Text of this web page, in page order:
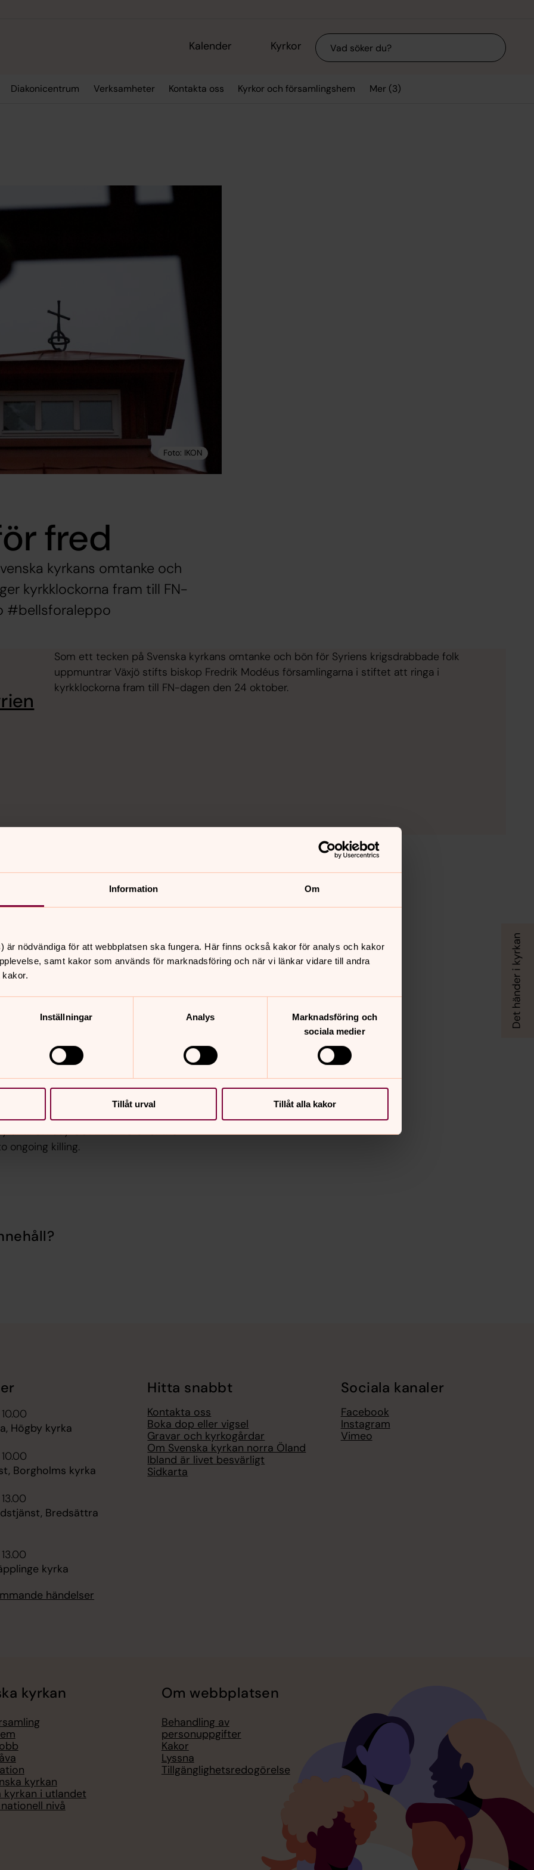
Information Om
är nödvändiga för att webbplatsen ska fungera. Här finns också kakor för analys och kakor
samt kakor som används för marknadsföring och när vi länkar vidare till andra
Inställningar Analys
Marknadsföring och
sociala medier
Tillåt urval Tillåt alla kakor
Kalender Kyrkor Sök
Diakonicentrum Verksamheter Kontakta oss Kyrkor och församlingshem Mer (3)
fred
kyrkans omtanke och
kyrkklockorna fram till FN-
#bellsforaleppo
Som ett tecken på Svenska kyrkans omtanke och bön för Syriens krigsdrabbade folk
uppmuntrar Växjö stifts biskop Fredrik Modéus församlingarna i stiftet att ringa i
kyrkklockorna fram till FN-dagen den 24 oktober.
until UN day Oct 24th 2016 for the
ongoing killing.
Högby kyrka
Borgholms kyrka
Bredsättra
kyrka
händelser
Hitta snabbt
Kontakta oss
Boka dop eller vigsel
Gravar och kyrkogårdar
Om Svenska kyrkan norra Öland
Ibland är livet besvärligt
Sidkarta
Sociala kanaler
Facebook
Instagram
Vimeo
kyrkan
kyrkan
kyrkan i utlandet
nivå
Om webbplatsen
Behandling av
personuppgifter
Kakor
Lyssna
Tillgänglighetsredogörelse